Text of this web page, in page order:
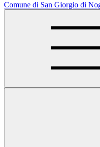
Comune di San Giorgio di